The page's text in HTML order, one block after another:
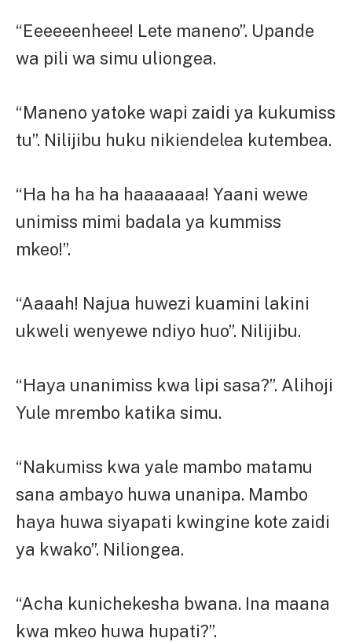
“Eeeeeenheee! Lete maneno”. Upande
wa pili wa simu uliongea.
“Maneno yatoke wapi zaidi ya kukumiss
tu”. Nilijibu huku nikiendelea kutembea.
“Ha ha ha ha haaaaaaa! Yaani wewe
unimiss mimi badala ya kummiss
mkeo!”.
“Aaaah! Najua huwezi kuamini lakini
ukweli wenyewe ndiyo huo”. Nilijibu.
“Haya unanimiss kwa lipi sasa?”. Alihoji
Yule mrembo katika simu.
“Nakumiss kwa yale mambo matamu
sana ambayo huwa unanipa. Mambo
haya huwa siyapati kwingine kote zaidi
ya kwako”. Niliongea.
“Acha kunichekesha bwana. Ina maana
kwa mkeo huwa hupati?”.